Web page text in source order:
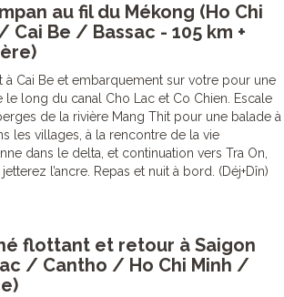
au fil du Mékong (Ho Chi
Cai Be / Bassac - 105 km +
à Cai Be et embarquement sur votre pour une
le long du canal Cho Lac et Co Chien. Escale
de la rivière Mang Thit pour une balade à
les villages, à la rencontre de la vie
dans le delta, et continuation vers Tra On,
l’ancre. Repas et nuit à bord. (Déj+Dîn)
flottant et retour à Saigon
/ Cantho / Ho Chi Minh /